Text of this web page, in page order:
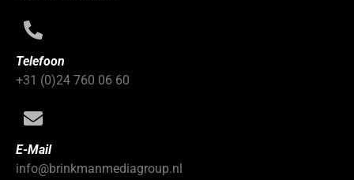
Telefoon
+31 (0)24 760 06 60
E-Mail
info@brinkmanmediagroup.nl